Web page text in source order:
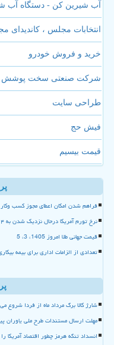
آب شیرین کن - دستگاه آب
انتخابات مجلس ، کاندیدای
خرید و فروش خودرو
شرکت صنعتی سخت پوشش
طراحی سایت
فیش حج
قیمت بیسیم
فراهم شدن امکان اعطای مجوز کسب وکار
نرخ تورم آمریکا درحال نزدیک شدن به ۴ درصد
قیمت جهانی طلا امروز 1405، 3، 5
تعدادی از الزامات اداری برای بیمه
شارژ کالا برگ مرداد ماه از فردا شروع
مهلت ارسال مستندات طرح ملی یاوران پیشرفت2 تا 20 مرداد
انسداد تنگه هرمز چطور اقتصاد آمریکا